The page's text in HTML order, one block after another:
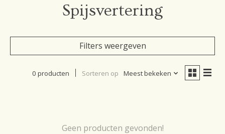
Spijsvertering
Filters weergeven
0 producten Sorteren op Meest bekeken
Geen producten gevonden!